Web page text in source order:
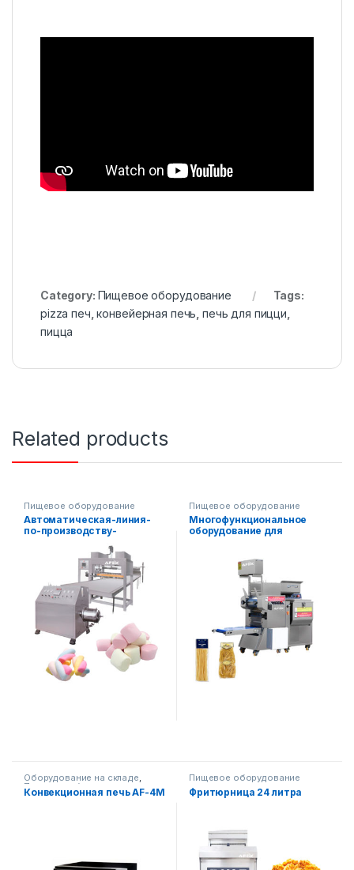
Category: Пищевое оборудование
Tags:
pizza печ ,конвейерная печь печь для пицци
пицца
Related products
Пищевое оборудование
Автоматическая-линия-
по-производству-
Пищевое оборудование
Многофункциональное
оборудование для
Оборудование на складе,
Пищевое оборудование,
Кондитерские печи
Конвекционная печь AF-4M
Пищевое оборудование
Фритюрница 24 литра